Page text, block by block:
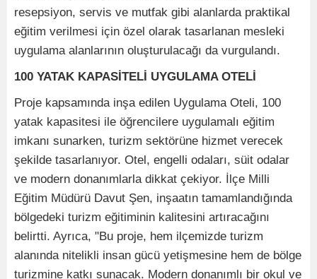
resepsiyon, servis ve mutfak gibi alanlarda praktikal
eğitim verilmesi için özel olarak tasarlanan mesleki
uygulama alanlarının oluşturulacağı da vurgulandı.
100 YATAK KAPASİTELİ UYGULAMA OTELİ
Proje kapsamında inşa edilen Uygulama Oteli, 100
yatak kapasitesi ile öğrencilere uygulamalı eğitim
imkanı sunarken, turizm sektörüne hizmet verecek
şekilde tasarlanıyor. Otel, engelli odaları, süit odalar
ve modern donanımlarla dikkat çekiyor. İlçe Milli
Eğitim Müdürü Davut Şen, inşaatın tamamlandığında
bölgedeki turizm eğitiminin kalitesini artıracağını
belirtti. Ayrıca, "Bu proje, hem ilçemizde turizm
alanında nitelikli insan gücü yetişmesine hem de bölge
turizmine katkı sunacak. Modern donanımlı bir okul ve